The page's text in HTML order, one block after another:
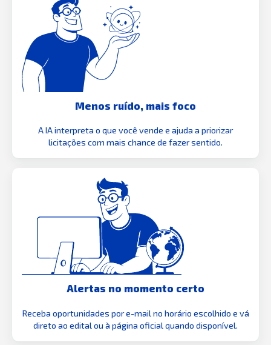
Menos ruído, mais foco
A IA interpreta o que você vende e ajuda a priorizar
licitações com mais chance de fazer sentido.
Alertas no momento certo
Receba oportunidades por e-mail no horário escolhido e vá
direto ao edital ou à página oficial quando disponível.